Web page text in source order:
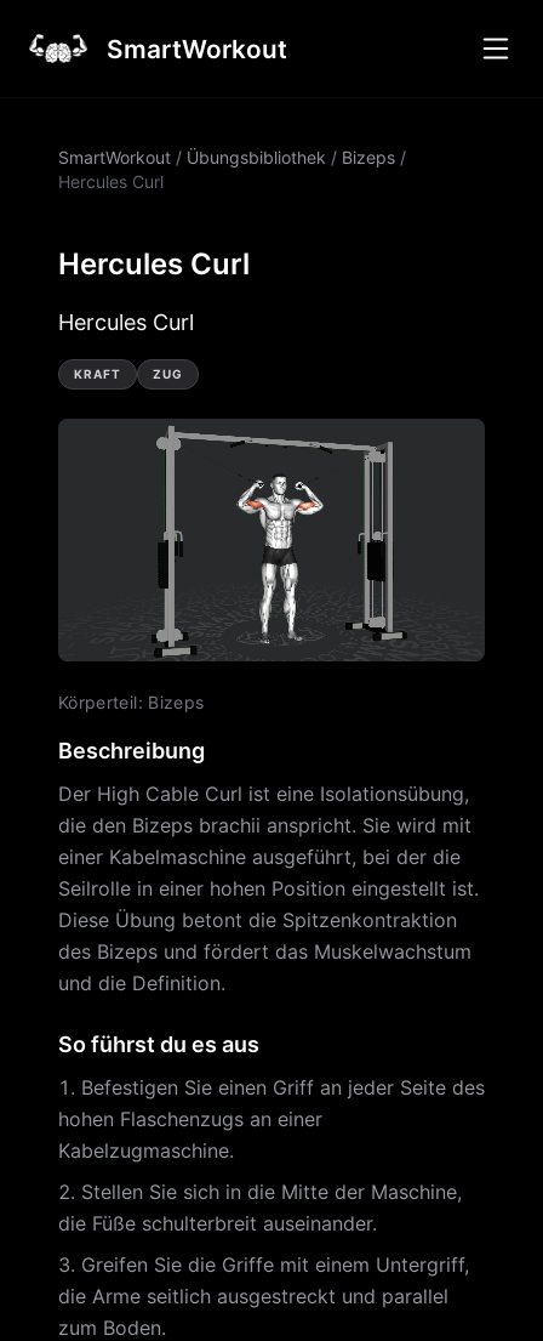
SmartWorkout
SmartWorkout / Übungsbibliothek / Bizeps /
Hercules Curl
Hercules Curl
Hercules Curl
KRAFT ZUG
Körperteil: Bizeps
Beschreibung
Der High Cable Curl ist eine Isolationsübung,
die den Bizeps brachii anspricht. Sie wird mit
einer Kabelmaschine ausgeführt, bei der die
Seilrolle in einer hohen Position eingestellt ist.
Diese Übung betont die Spitzenkontraktion
des Bizeps und fördert das Muskelwachstum
und die Definition.
So führst du es aus
Befestigen Sie einen Griff an jeder Seite des
hohen Flaschenzugs an einer
Kabelzugmaschine.
Stellen Sie sich in die Mitte der Maschine,
die Füße schulterbreit auseinander.
Greifen Sie die Griffe mit einem Untergriff,
die Arme seitlich ausgestreckt und parallel
zum Boden.